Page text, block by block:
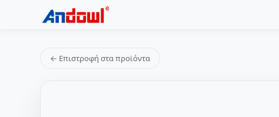
← Επιστροφή στα προϊόντα